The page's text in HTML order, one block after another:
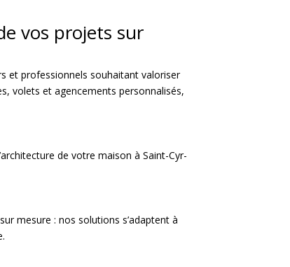
vos projets sur
et professionnels souhaitant valoriser
volets et agencements personnalisés,
de votre maison à Saint-Cyr-
mesure : nos solutions s’adaptent à